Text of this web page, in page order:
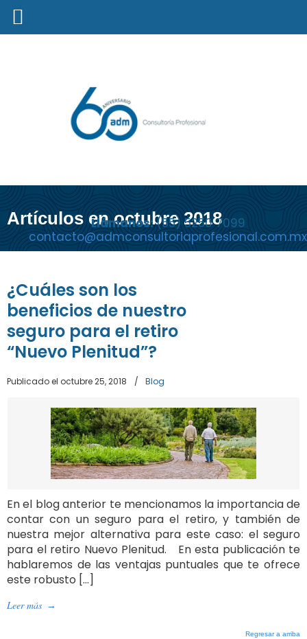
Llámanos:(55) 5250 7099
contacto@admconsultoriaprofesional.com.mx
Artículos en octubre 2018
¿Cuáles son los
beneficios de nuestro
seguro para el retiro
“Nuevo Plenitud”?
Publicado el octubre 25, 2018 / Blog
En el blog anterior te mencionamos la importancia de
contar con un seguro para el retiro, y también de
nuestra mejor alternativa para este caso: el seguro
para el retiro Nuevo Plenitud. En esta publicación te
hablaremos de las ventajas puntuales que te ofrece
este robusto […]
Leer más →
Regresar a arriba